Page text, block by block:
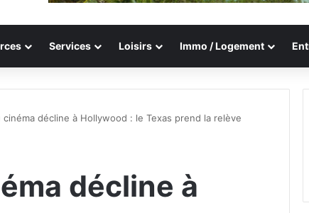
Services Loisirs Immo / Logement
cinéma décline à Hollywood : le Texas prend la relève
décline à